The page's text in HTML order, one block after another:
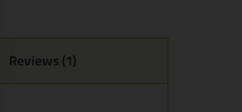
Reviews (1)